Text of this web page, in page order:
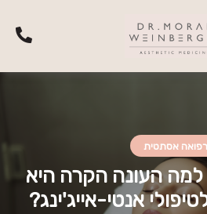
רפואה אסתטית
למה העונה הקרה היא
אנטי-אייג'ינג?